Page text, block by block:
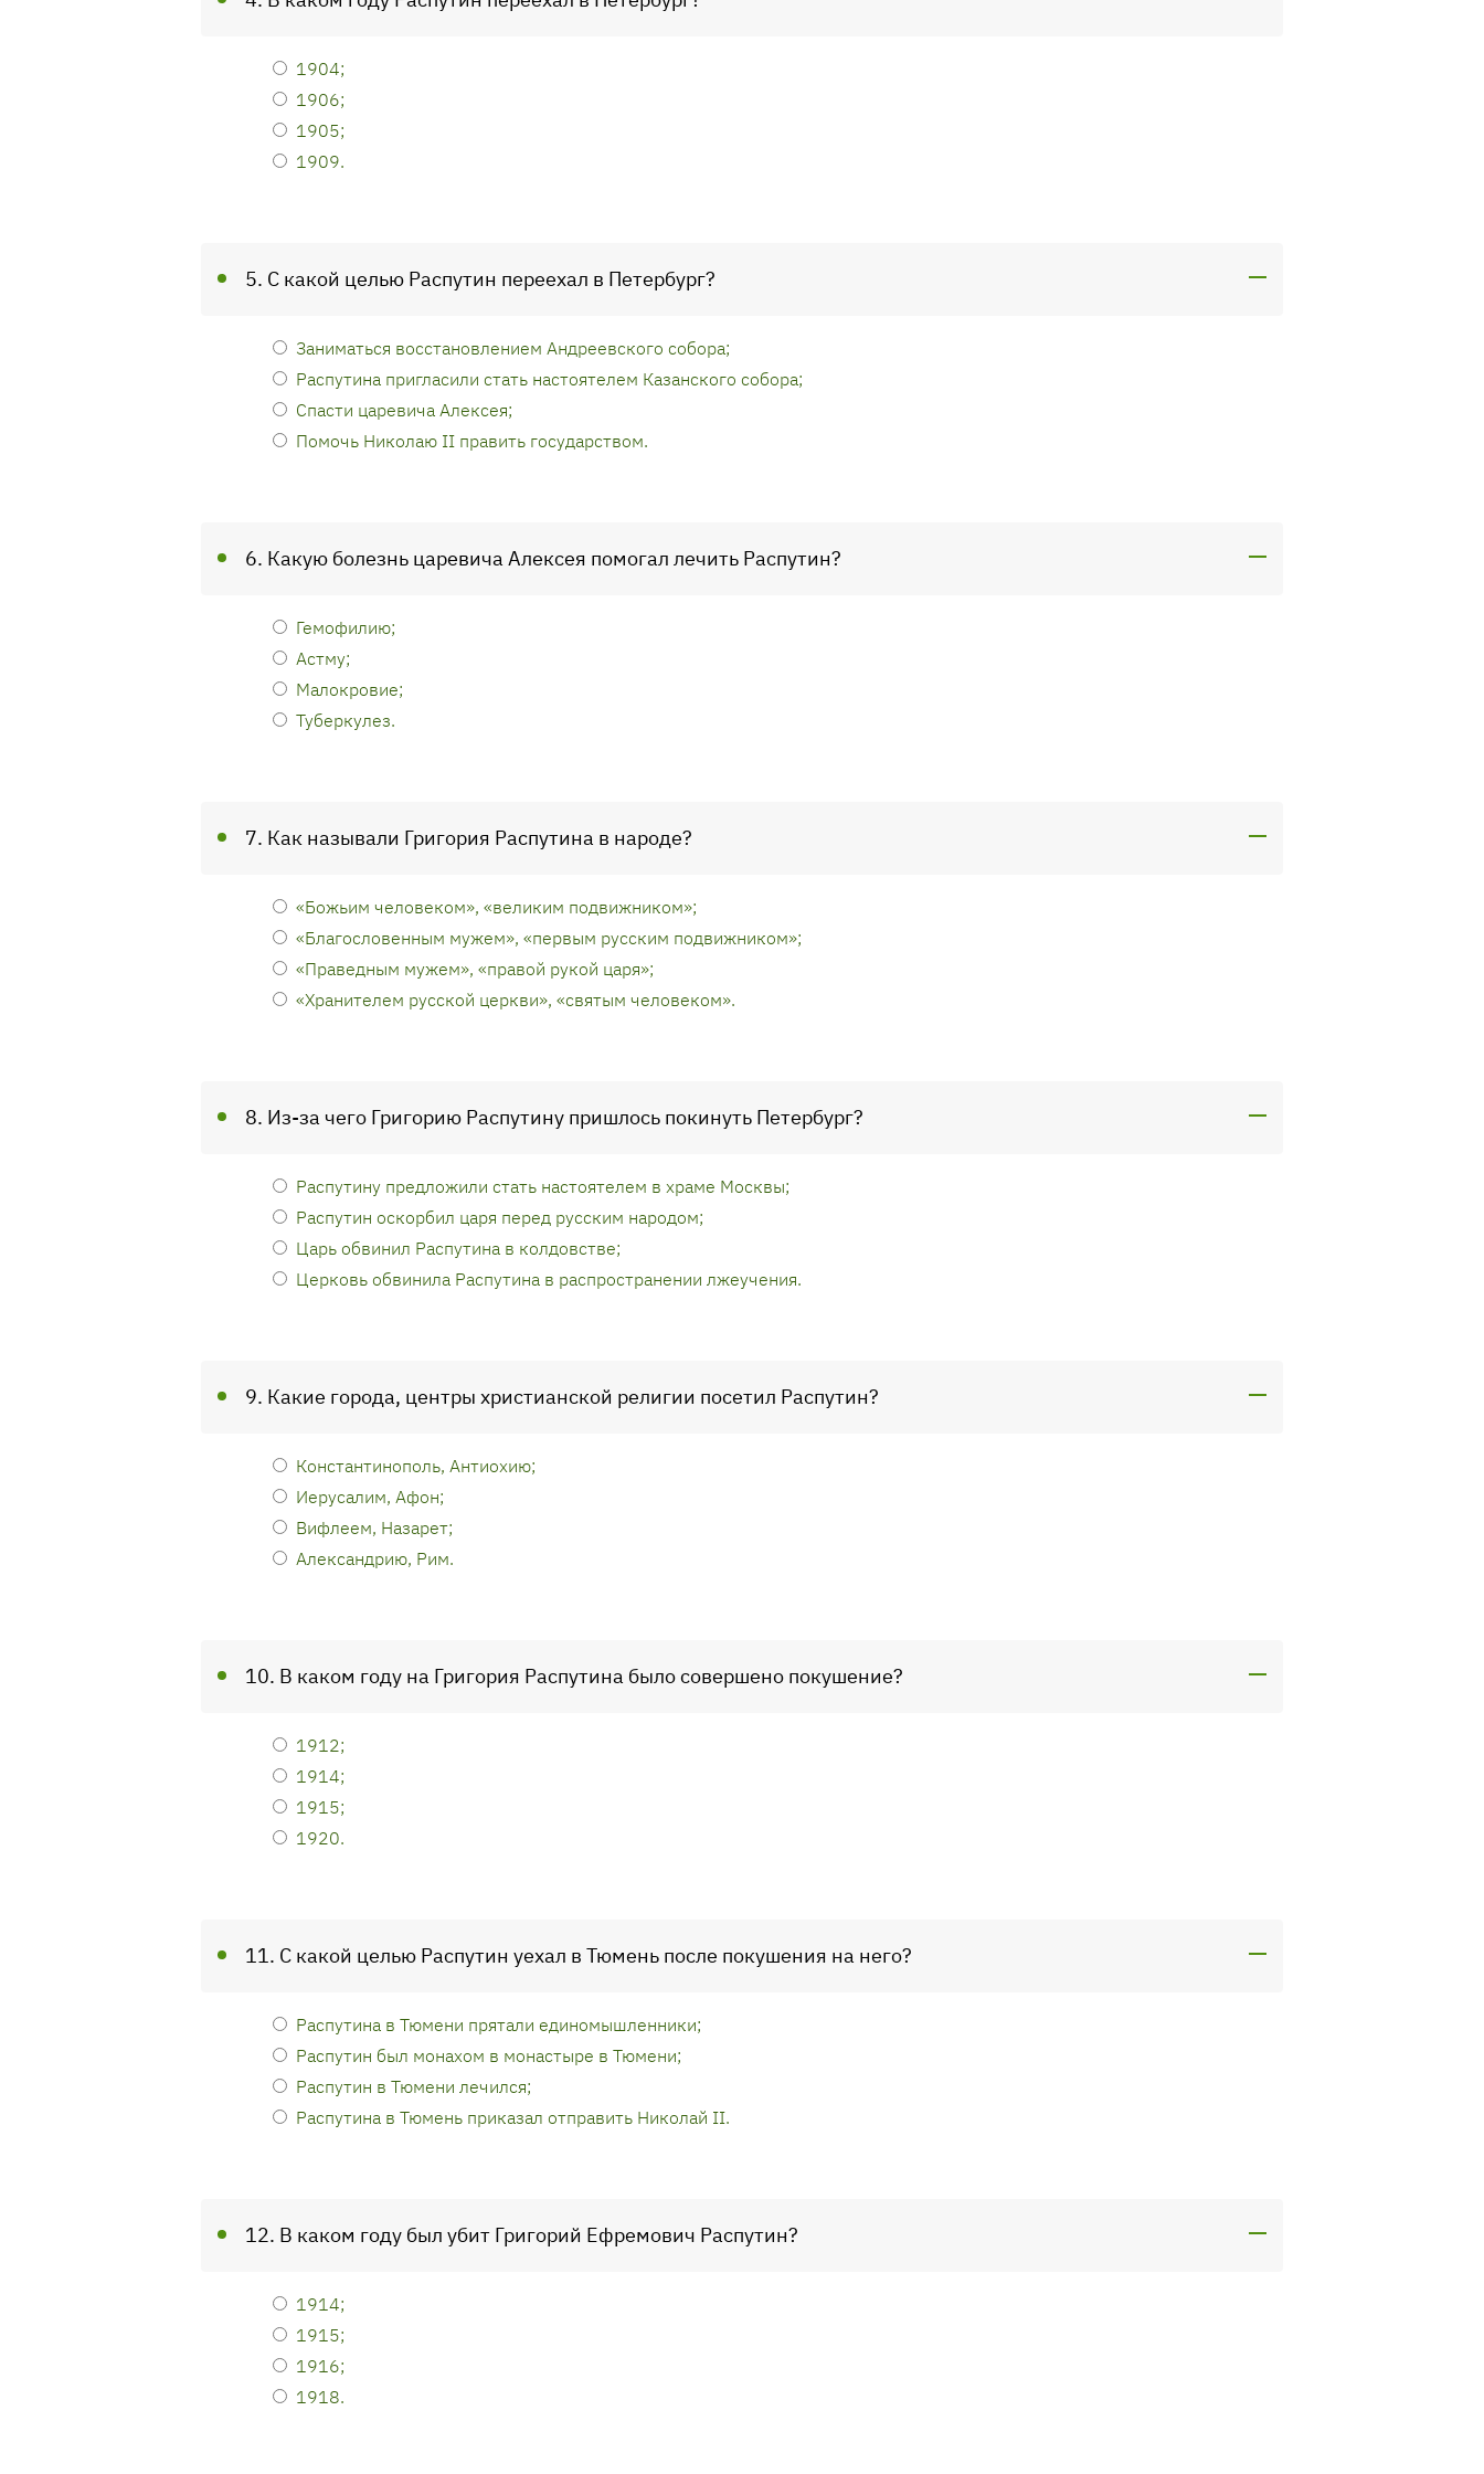
1904;
1906;
1905;
1909.
5. С какой целью Распутин переехал в Петербург?
Заниматься восстановлением Андреевского собора;
Распутина пригласили стать настоятелем Казанского собора;
Спасти царевича Алексея;
Помочь Николаю II править государством.
6. Какую болезнь царевича Алексея помогал лечить Распутин?
Гемофилию;
Астму;
Малокровие;
Туберкулез.
7. Как называли Григория Распутина в народе?
«Божьим человеком», «великим подвижником»;
«Благословенным мужем», «первым русским подвижником»;
«Праведным мужем», «правой рукой царя»;
«Хранителем русской церкви», «святым человеком».
8. Из-за чего Григорию Распутину пришлось покинуть Петербург?
Распутину предложили стать настоятелем в храме Москвы;
Распутин оскорбил царя перед русским народом;
Царь обвинил Распутина в колдовстве;
Церковь обвинила Распутина в распространении лжеучения.
9. Какие города, центры христианской религии посетил Распутин?
Константинополь, Антиохию;
Иерусалим, Афон;
Вифлеем, Назарет;
Александрию, Рим.
10. В каком году на Григория Распутина было совершено покушение?
1912;
1914;
1915;
1920.
11. С какой целью Распутин уехал в Тюмень после покушения на него?
Распутина в Тюмени прятали единомышленники;
Распутин был монахом в монастыре в Тюмени;
Распутин в Тюмени лечился;
Распутина в Тюмень приказал отправить Николай II.
12. В каком году был убит Григорий Ефремович Распутин?
1914;
1915;
1916;
1918.